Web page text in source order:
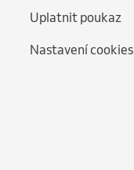
Uplatnit poukaz
Nastavení cookies